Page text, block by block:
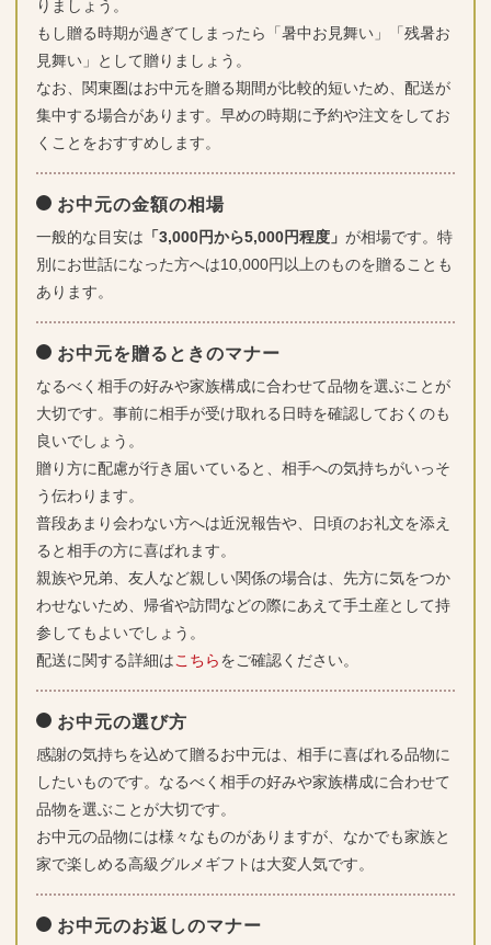
りましょう。
もし贈る時期が過ぎてしまったら「暑中お見舞い」「残暑お
見舞い」として贈りましょう。
なお、関東圏はお中元を贈る期間が比較的短いため、配送が
集中する場合があります。早めの時期に予約や注文をしてお
くことをおすすめします。
お中元の金額の相場
一般的な目安は 「3,000円から5,000円程度」 が相場です。特
別にお世話になった方へは10,000円以上のものを贈ることも
あります。
お中元を贈るときのマナー
なるべく相手の好みや家族構成に合わせて品物を選ぶことが
大切です。事前に相手が受け取れる日時を確認しておくのも
良いでしょう。
贈り方に配慮が行き届いていると、相手への気持ちがいっそ
う伝わります。
普段あまり会わない方へは近況報告や、日頃のお礼文を添え
ると相手の方に喜ばれます。
親族や兄弟、友人など親しい関係の場合は、先方に気をつか
わせないため、帰省や訪問などの際にあえて手土産として持
参してもよいでしょう。
配送に関する詳細はこちらをご確認ください。
お中元の選び方
感謝の気持ちを込めて贈るお中元は、相手に喜ばれる品物に
したいものです。なるべく相手の好みや家族構成に合わせて
品物を選ぶことが大切です。
お中元の品物には様々なものがありますが、なかでも家族と
家で楽しめる高級グルメギフトは大変人気です。
お中元のお返しのマナー